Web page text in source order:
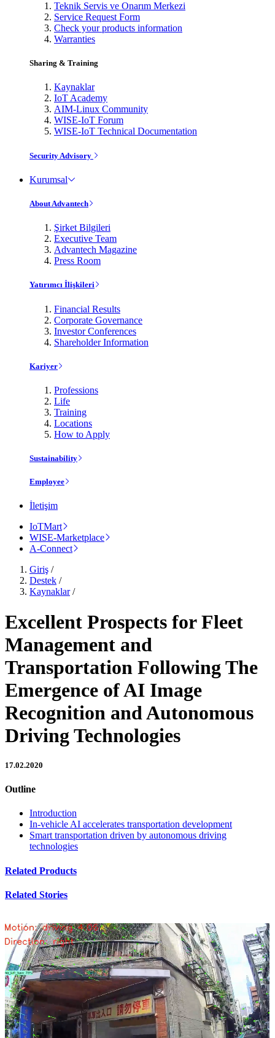
Teknik Servis ve Onarım Merkezi
Service Request Form
Check your products information
Warranties
Sharing & Training
Kaynaklar
IoT Academy
AIM-Linux Community
WISE-IoT Forum
WISE-IoT Technical Documentation
Security Advisory
Kurumsal
About Advantech
Şirket Bilgileri
Executive Team
Advantech Magazine
Press Room
Yatırımcı İlişkileri
Financial Results
Corporate Governance
Investor Conferences
Shareholder Information
Kariyer
Professions
Life
Training
Locations
How to Apply
Sustainability
Employee
İletişim
IoTMart
WISE-Marketplace
A-Connect
Giriş /
Destek /
Kaynaklar/
Excellent Prospects for Fleet
Management and
Transportation Following The
Emergence of AI Image
Recognition and Autonomous
Driving Technologies
17.02.2020
Outline
Introduction
In-vehicle AI accelerates transportation development
Smart transportation driven by autonomous driving
technologies
Related Products
Related Stories